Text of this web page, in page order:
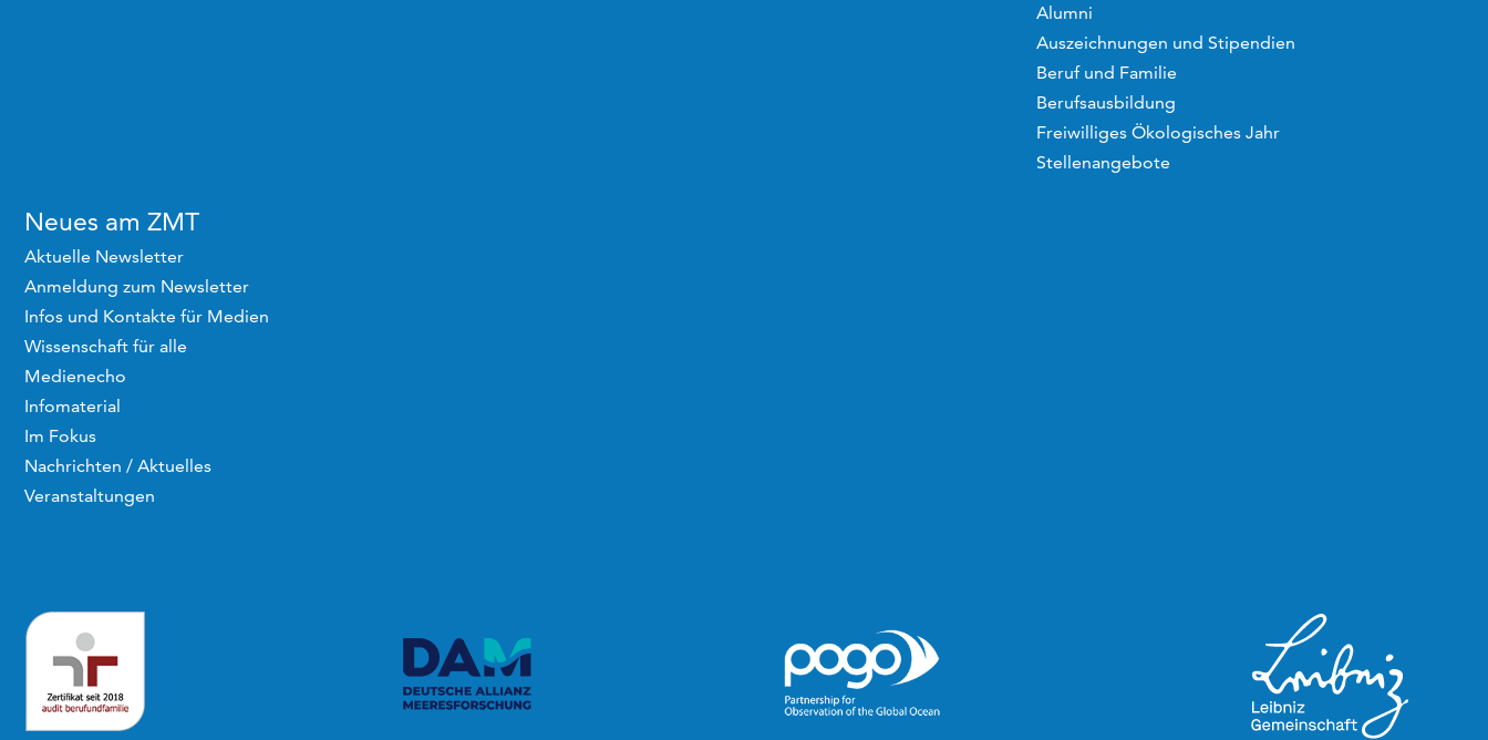
Alumni
Auszeichnungen und Stipendien
Beruf und Familie
Berufsausbildung
Freiwilliges Ökologisches Jahr
Stellenangebote
Neues am ZMT
Aktuelle Newsletter
Anmeldung zum Newsletter
Infos und Kontakte für Medien
Wissenschaft für alle
Medienecho
Infomaterial
Im Fokus
Nachrichten / Aktuelles
Veranstaltungen